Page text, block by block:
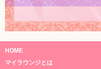
HOME
マイラウンジとは